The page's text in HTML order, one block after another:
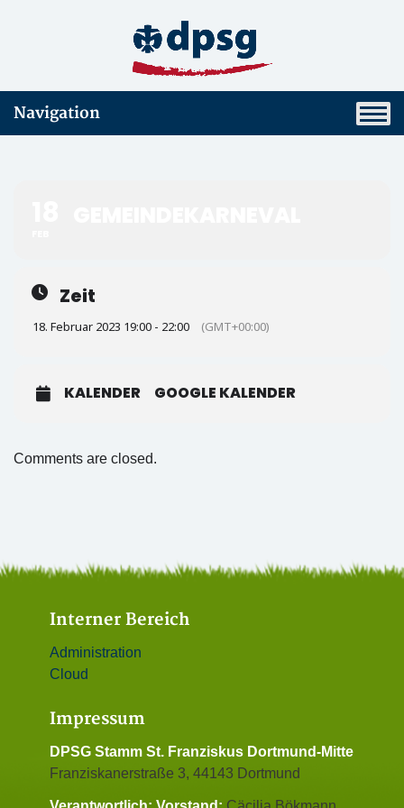
Navigation
Zeit
18. Februar 2023 19:00 - 22:00 (GMT+00:00)
KALENDER GOOGLE KALENDER
Comments are closed.
Interner Bereich
Administration
Cloud
Impressum
DPSG Stamm St. Franziskus Dortmund-Mitte
Franziskanerstraße 3, 44143 Dortmund